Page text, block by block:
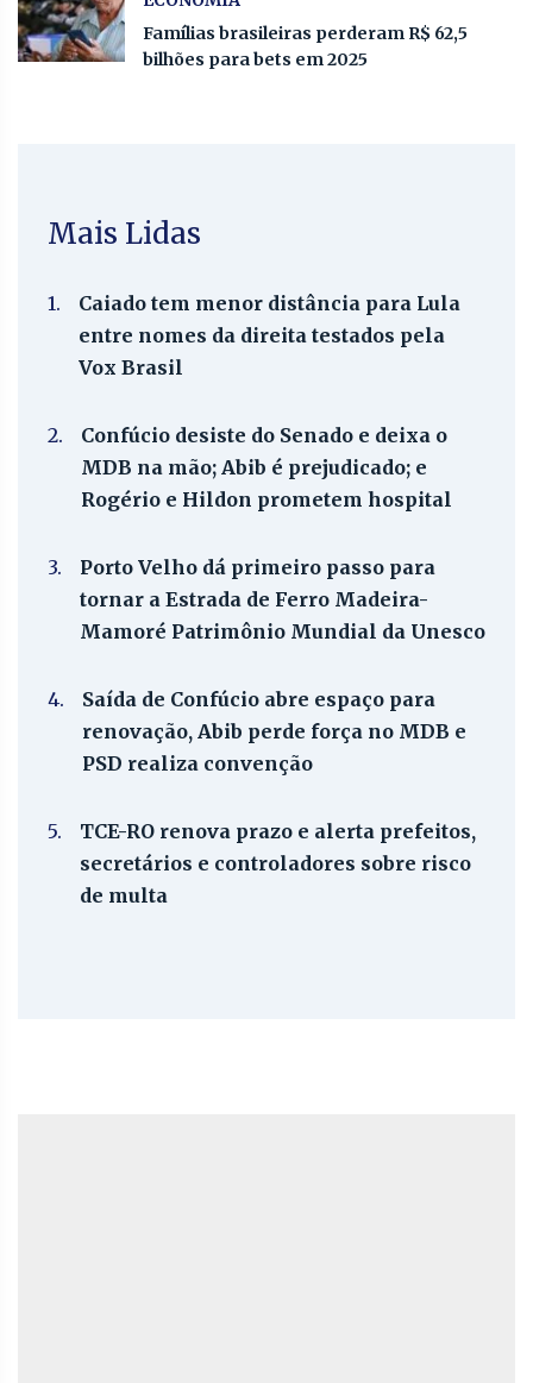
Famílias brasileiras perderam R$ 62,5
bilhões para bets em 2025
Mais Lidas
1.
Caiado tem menor distância para Lula
entre nomes da direita testados pela
Vox Brasil
2.
Confúcio desiste do Senado e deixa o
MDB na mão; Abib é prejudicado; e
Rogério e Hildon prometem hospital
3.
Porto Velho dá primeiro passo para
tornar a Estrada de Ferro Madeira-
Mamoré Patrimônio Mundial da Unesco
4.
Saída de Confúcio abre espaço para
renovação, Abib perde força no MDB e
PSD realiza convenção
5.
TCE-RO renova prazo e alerta prefeitos,
secretários e controladores sobre risco
de multa